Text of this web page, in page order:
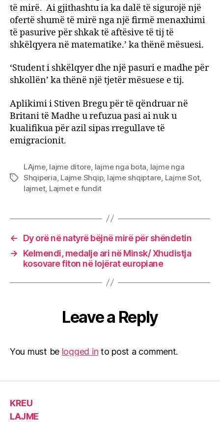
të mirë. Ai gjithashtu ia ka dalë të sigurojë një
ofertë shumë të mirë nga një firmë menaxhimi
të pasurive për shkak të aftësive të tij të
shkëlqyera në matematike.’ ka thënë mësuesi.
‘Student i shkëlqyer dhe një pasuri e madhe për
shkollën’ ka thënë një tjetër mësuese e tij.
Aplikimi i Stiven Bregu për të qëndruar në
Britani të Madhe u refuzua pasi ai nuk u
kualifikua për azil sipas rregullave të
emigracionit.
Tags
LAjme, lajme ditore lajme nga bota lajme nga
Shqiperia Lajme Shqip, lajme shqiptare Lajme Sot,
lajmet, Lajmet e fundit
←
Dy orë në natyrë bëjnë mirë për shëndetin
→
Kelmendi, medalje ari në Minsk/ Xhudistja
kosovare fiton në lojërat europiane
Leave a Reply
You must be logged in to post a comment.
KREU
LAJME